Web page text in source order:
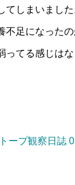
てしまいまし
不足になった
ってる感じは